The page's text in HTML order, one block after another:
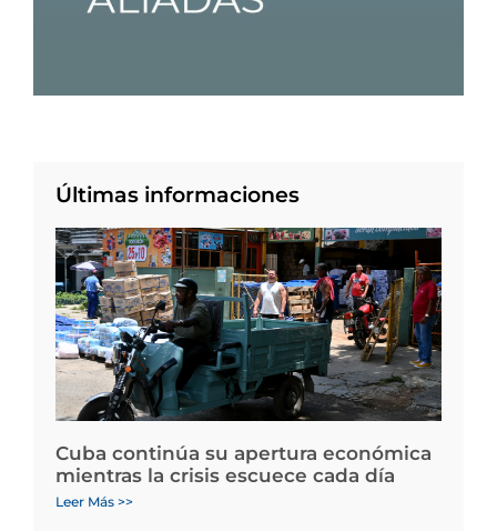
Últimas informaciones
Cuba continúa su apertura económica
mientras la crisis escuece cada día
Leer Más >>